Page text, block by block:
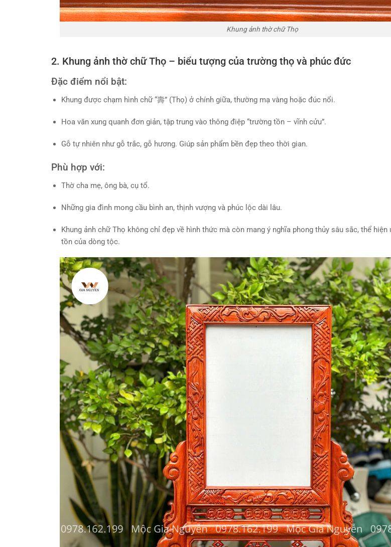
Khung ảnh thờ chữ Thọ
2. Khung ảnh thờ chữ Thọ – biểu tượng của trường thọ và phúc đức
Đặc điểm nổi bật:
Khung được chạm hình chữ “壽” (Thọ) ở chính giữa, thường mạ vàng hoặc đúc nổi.
Hoa văn xung quanh đơn giản, tập trung vào thông điệp “trường tồn – vĩnh cửu”.
Gỗ tự nhiên như gỗ trắc, gỗ hương. Giúp sản phẩm bền đẹp theo thời gian.
Phù hợp với:
Thờ cha mẹ, ông bà, cụ tổ.
Những gia đình mong cầu bình an, thịnh vượng và phúc lộc dài lâu.
Khung ảnh chữ Thọ không chỉ đẹp về hình thức mà còn mang ý nghĩa phong thủy sâu sắc, thể
tồn của dòng tộc.